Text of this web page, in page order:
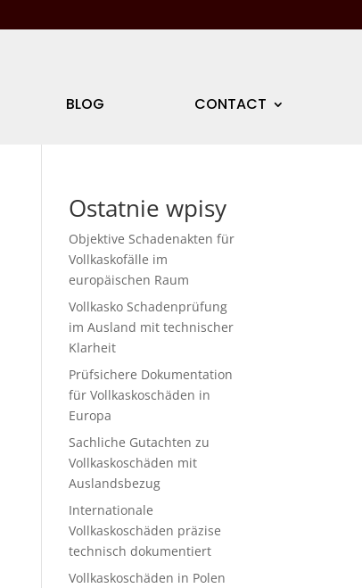
BLOG CONTACT
Ostatnie wpisy
Objektive Schadenakten für
Vollkaskofälle im
europäischen Raum
Vollkasko Schadenprüfung
im Ausland mit technischer
Klarheit
Prüfsichere Dokumentation
für Vollkaskoschäden in
Europa
Sachliche Gutachten zu
Vollkaskoschäden mit
Auslandsbezug
Internationale
Vollkaskoschäden präzise
technisch dokumentiert
Vollkaskoschäden in Polen